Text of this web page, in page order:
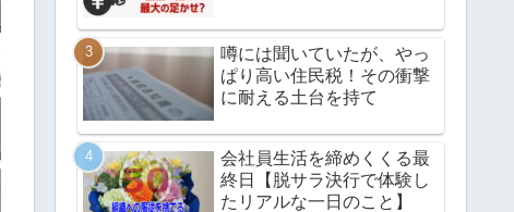
噂には聞いていたが、やっ
ぱり高い住民税！その衝撃
に耐える土台を持て
会社員生活を締めくくる最
終日【脱サラ決行で体験し
たリアルな一日のこと】